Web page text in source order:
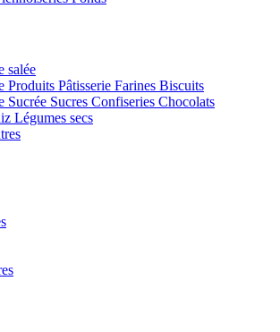
salée
Produits Pâtisserie Farines Biscuits
Sucrée Sucres Confiseries Chocolats
Légumes secs